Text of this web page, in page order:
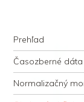
justície
Navigation
Skip to content
Prehľad
Časozberné dáta
Normalizačný